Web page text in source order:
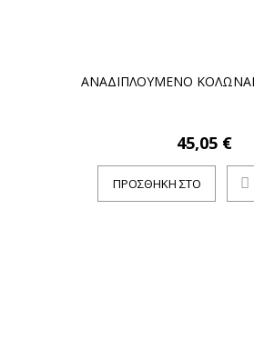
ΑΝΑΔΙΠΛΟΥΜΕΝΟ
45,05 €
ΠΡΟΣΘΉΚΗ ΣΤΟ